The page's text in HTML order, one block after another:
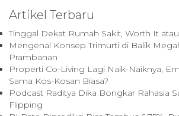
Artikel Terbaru
Tinggal Dekat Rumah Sakit, Worth It
Mengenal Konsep Trimurti di Balik
Prambanan
Properti Co-Living Lagi Naik-Naiknya,
Sama Kos-Kosan Biasa?
Podcast Raditya Dika Bongkar Rahasia
Flipping